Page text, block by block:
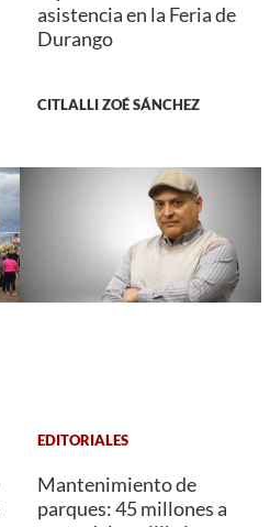
asistencia en la Feria de
Durango
CITLALLI ZOÉ SÁNCHEZ
EDITORIALES
Mantenimiento de
parques: 45 millones a